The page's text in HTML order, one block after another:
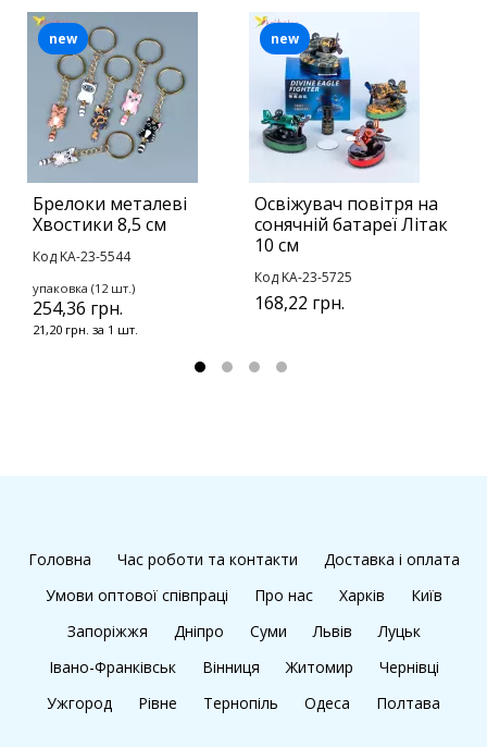
Брелоки металеві
Хвостики 8,5 см
Код KA-23-5544
упаковка (12 шт.)
254,36 грн.
21,20 грн. за 1 шт.
new
Освіжувач повітря на
сонячній батареї Літак
10 см
Код KA-23-5725
168,22 грн.
new
Головна Час роботи та контакти
Доставка і оплата
Умови оптової співпраці
Про нас Харків
Київ
Запоріжжя
Дніпро Суми Львів
Луцьк
Івано-Франківськ
Вінниця Житомир
Чернівці
Ужгород
Рівне Тернопіль Одеса Полтава